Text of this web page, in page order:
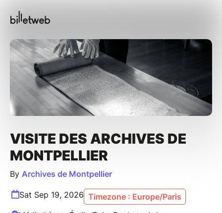
VISITE DES ARCHIVES DE
MONTPELLIER
By Archives de Montpellier
Sat Sep 19, 2026 Timezone : Europe/Paris